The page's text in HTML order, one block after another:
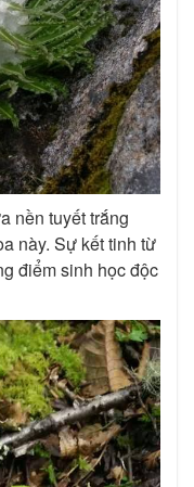
nền tuyết trắng
này. Sự kết tinh từ
điểm sinh học độc